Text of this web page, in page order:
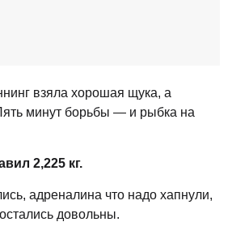
взяла хорошая щука, а
минут борьбы — и рыбка на
2,225 кг.
адреналина что надо хапнули,
довольны.